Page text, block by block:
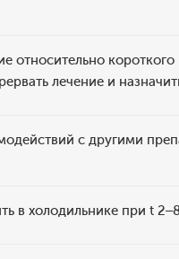
относительно
лечение и
с другими
в холодильнике при t